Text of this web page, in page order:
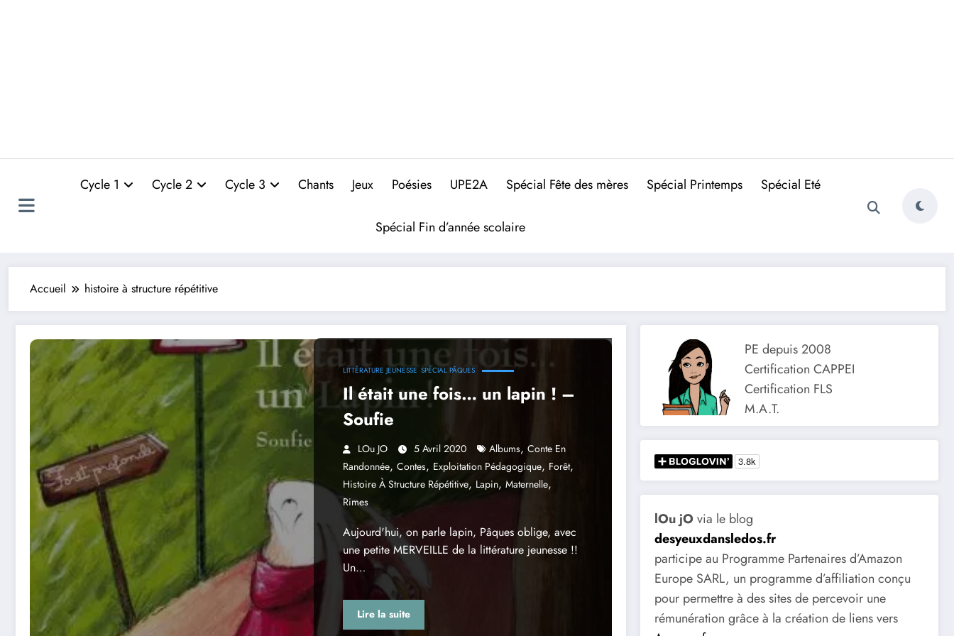
Cycle 1 Cycle 2 Cycle 3 Chants Jeux Poésies UPE2A Spécial Fête des mères Spécial Printemps Spécial Eté
Spécial Fin d’année scolaire
Accueil histoire à structure répétitive
LITTÉRATURE JEUNESSE SPÉCIAL PÂQUES
Il était une fois… un lapin ! –
Soufie
LOu JO 5 Avril 2020 Albums, Conte En
Randonnée, Contes, Exploitation Pédagogique, Forêt,
Histoire À Structure Répétitive, Lapin, Maternelle,
Rimes
Aujourd'hui, on parle lapin, Pâques oblige, avec
une petite MERVEILLE de la littérature jeunesse !!
Un…
Lire la suite
PE depuis 2008
Certification CAPPEI
Certification FLS
M.A.T.
lOu jOvia le blog
desyeuxdansledos.fr
participe au Programme Partenaires d’Amazon
Europe SARL, un programme d’affiliation conçu
pour permettre à des sites de percevoir une
rémunération grâce à la création de liens vers